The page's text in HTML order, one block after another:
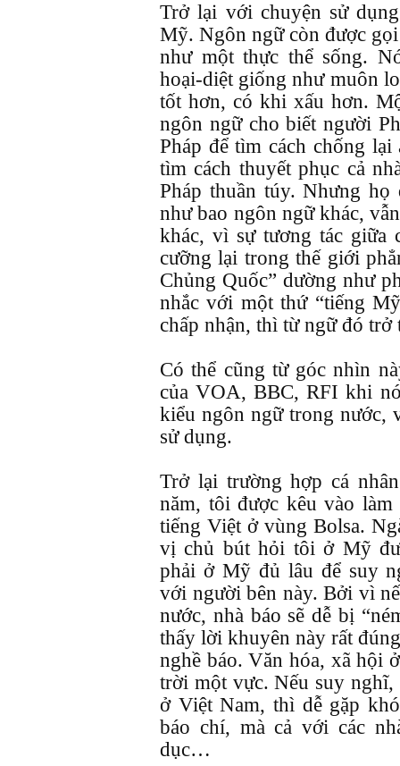
Trở lại với chuyện sử
Mỹ. Ngôn ngữ còn được
như một thực thể sống.
hoại-diệt giống như muôn
tốt hơn, có khi xấu hơn.
ngôn ngữ cho biết người
Pháp để tìm cách chống
tìm cách thuyết phục cả
Pháp thuần túy. Nhưng họ
như bao ngôn ngữ khác,
khác, vì sự tương tác giữa
cưỡng lại trong thế giới
Chủng Quốc” dường như
nhắc với một thứ “tiếng
chấp nhận, thì từ ngữ đó
Có thể cũng từ góc nhìn
của VOA, BBC, RFI khi
kiểu ngôn ngữ trong nước,
sử dụng.
Trở lại trường hợp cá
năm, tôi được kêu vào
tiếng Việt ở vùng Bolsa.
vị chủ bút hỏi tôi ở Mỹ
phải ở Mỹ đủ lâu để suy
với người bên này. Bởi vì
nước, nhà báo sẽ dễ bị
thấy lời khuyên này rất
nghề báo. Văn hóa, xã hội
trời một vực. Nếu suy
ở Việt Nam, thì dễ gặp
báo chí, mà cả với các
dục…